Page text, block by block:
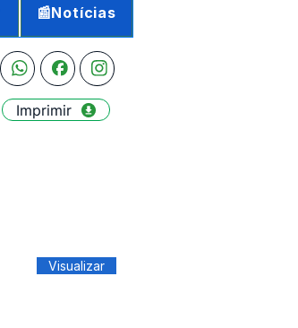
📰Notícias
Imprimir
Visualizar